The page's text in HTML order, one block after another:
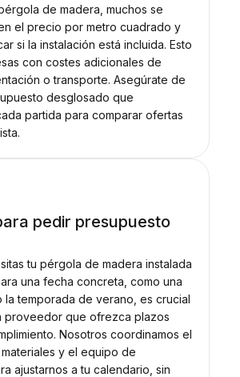
de madera, muchos se
el precio por metro cuadrado y
si la instalación está incluida. Esto
con costes adicionales de
o transporte. Asegúrate de
desglosado que
partida para comparar ofertas
pedir presupuesto
tu pérgola de madera instalada
una fecha concreta, como una
la temporada de verano, es crucial
proveedor que ofrezca plazos
Nosotros coordinamos el
y el equipo de
ajustarnos a tu calendario, sin